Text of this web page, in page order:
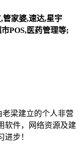
管家婆,速达,星宇
POS,医药管理等;
老梁建立的个人非营
软件，网络资源及建
步！